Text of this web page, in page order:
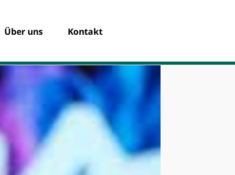
Über uns
Das Spendenportal
Die SKB Witten eG
Registrierung für Organisationen
Kontakt